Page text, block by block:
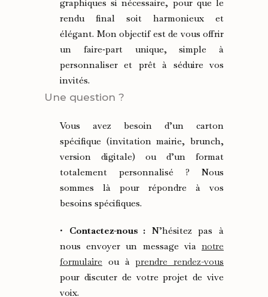
graphiques si nécessaire, pour que le
rendu final soit harmonieux et
élégant. Mon objectif est de vous offrir
un faire‑part unique, simple à
personnaliser et prêt à séduire vos
invités.
Une question ?
Vous avez besoin d’un carton
spécifique (invitation mairie, brunch,
version digitale) ou d’un format
totalement personnalisé ? Nous
sommes là pour répondre à vos
besoins spécifiques.
• Contactez-nous : N’hésitez pas à
nous envoyer un message via notre
formulaire ou àprendre rendez-vous
pour discuter de votre projet de vive
voix.